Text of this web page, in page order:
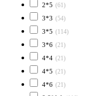
2*5 (61)
3*3 (54)
3*5 (114)
3*6 (21)
4*4 (21)
4*5 (21)
4*6 (21)